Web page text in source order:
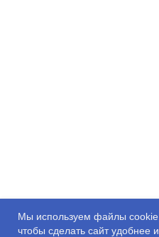
Мы используем файлы cookie,
чтобы сделать сайт удобнее и